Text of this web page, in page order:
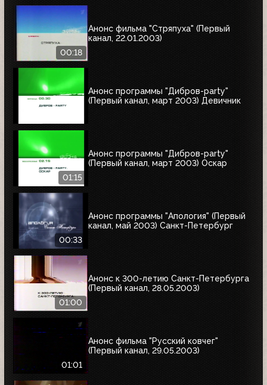
00:18
Анонс фильма "Стряпуха" (Первый
канал, 22.01.2003)
Анонс программы "Дибров-party"
(Первый канал, март 2003) Девичник
01:15
Анонс программы "Дибров-party"
(Первый канал, март 2003) Оскар
00:33
Анонс программы "Апология" (Первый
канал, май 2003) Cанкт-Петербург
01:00
Анонс к 300-летию Санкт-Петербурга
(Первый канал, 28.05.2003)
01:01
Анонс фильма "Русский ковчег"
(Первый канал, 29.05.2003)